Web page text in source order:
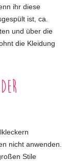
ihr diese
ist, ca.
und über die
die Kleidung
nicht anwenden.
Stile